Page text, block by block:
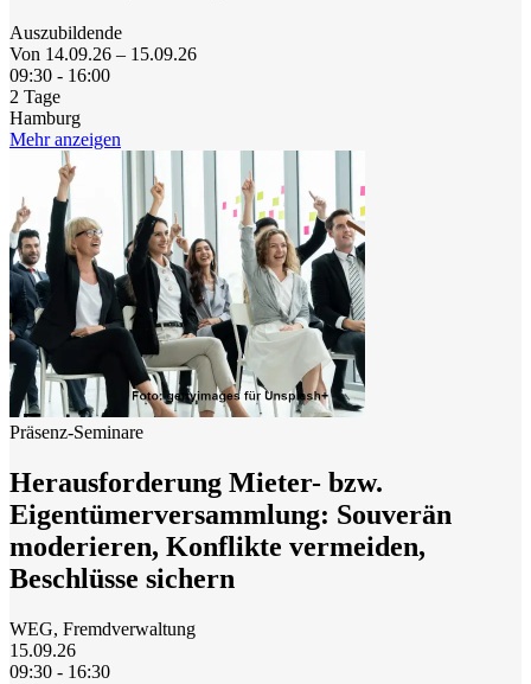
Auszubildende
Von 14.09.26 – 15.09.26
09:30 - 16:00
2 Tage
Hamburg
Mehr anzeigen
Präsenz-Seminare
Herausforderung Mieter- bzw.
Eigentümerversammlung: Souverän
moderieren, Konflikte vermeiden,
Beschlüsse sichern
WEG, Fremdverwaltung
15.09.26
09:30 - 16:30